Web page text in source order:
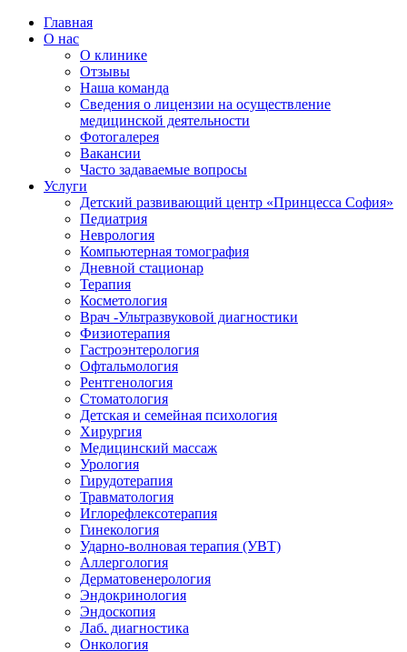
Главная
О нас
О клинике
Отзывы
Наша команда
Сведения о лицензии на осуществление
медицинской деятельности
Фотогалерея
Вакансии
Часто задаваемые вопросы
Услуги
Детский развивающий центр «Принцесса София»
Педиатрия
Неврология
Компьютерная томография
Дневной стационар
Терапия
Косметология
Врач -Ультразвуковой диагностики
Физиотерапия
Гастроэнтерология
Офтальмология
Рентгенология
Стоматология
Детская и семейная психология
Хирургия
Медицинский массаж
Урология
Гирудотерапия
Травматология
Иглорефлексотерапия
Гинекология
Ударно-волновая терапия (УВТ)
Аллергология
Дерматовенерология
Эндокринология
Эндоскопия
Лаб. диагностика
Онкология